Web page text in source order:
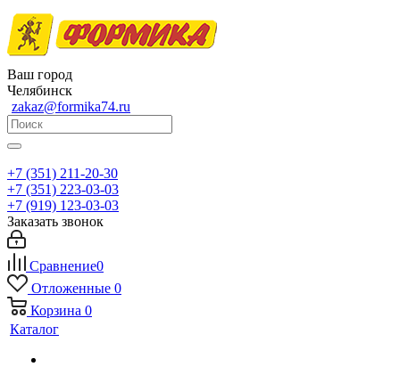
Ваш город
Челябинск
zakaz@formika74.ru
+7 (351) 211-20-30
+7 (351) 223-03-03
+7 (919) 123-03-03
Заказать звонок
Сравнение0
Отложенные 0
Корзина 0
Каталог